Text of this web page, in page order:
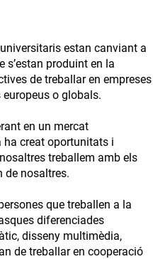
estan canviant a
s’estan produint en la
de treballar en empreses
o globals.
en un mercat
ha creat oportunitats i
treballem amb els
de nosaltres.
que treballen a la
diferenciades
disseny multimèdia,
de treballar en cooperació